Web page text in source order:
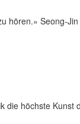
hören.» Seong-
die höchste